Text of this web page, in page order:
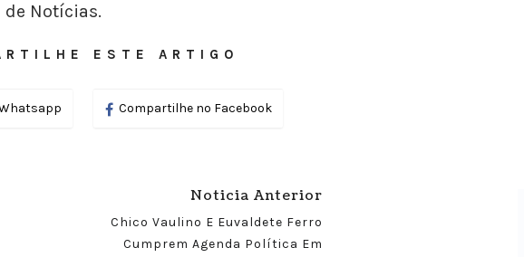
Notícias.
ESTE ARTIGO
Compartilhe no Facebook
Noticia Anterior
Chico Vaulino E Euvaldete Ferro
Cumprem Agenda Política Em